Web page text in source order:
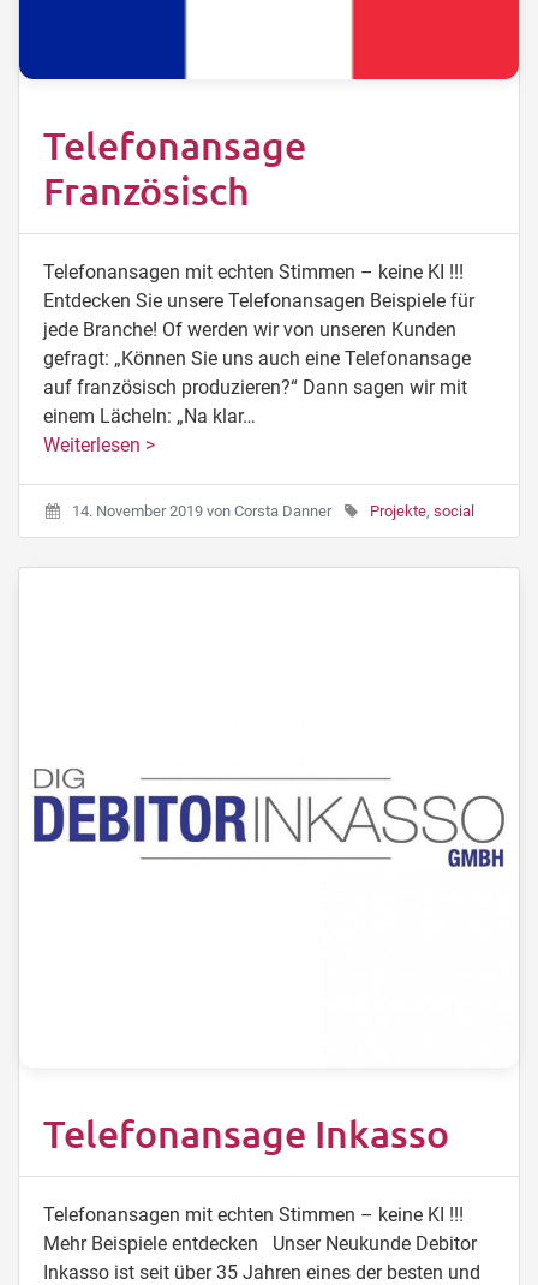
Telefonansage
Französisch
Telefonansagen mit echten Stimmen – keine KI !!!
Entdecken Sie unsere Telefonansagen Beispiele für
jede Branche! Of werden wir von unseren Kunden
gefragt: „Können Sie uns auch eine Telefonansage
auf französisch produzieren?“ Dann sagen wir mit
einem Lächeln: „Na klar…
Weiterlesen >
14. November 2019 von Corsta Danner Projekte, social
Telefonansage Inkasso
Telefonansagen mit echten Stimmen – keine KI !!!
Mehr Beispiele entdecken Unser Neukunde Debitor
Inkasso ist seit über 35 Jahren eines der besten und